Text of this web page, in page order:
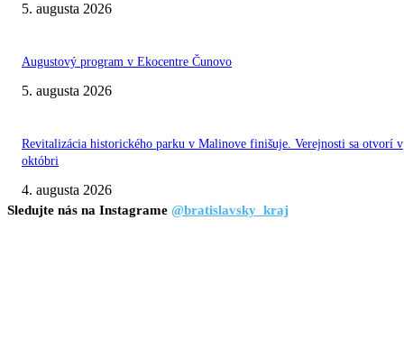
5. augusta 2026
Augustový program v Ekocentre Čunovo
5. augusta 2026
Revitalizácia historického parku v Malinove finišuje. Verejnosti sa otvorí v
októbri
4. augusta 2026
Sledujte nás na Instagrame @bratislavsky_kraj